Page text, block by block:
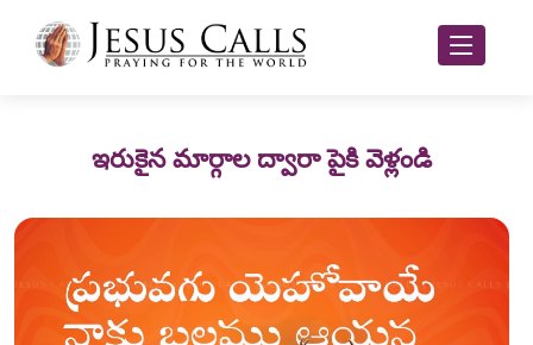
ఇరుకైన మార్గాల ద్వారా పైకి వెళ్లండి